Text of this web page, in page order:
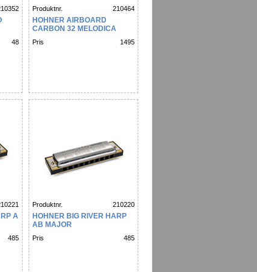
48
Produktnr. 210464
HOHNER AIRBOARD
CARBON 32 MELODICA
Pris 1495
A
485
Produktnr. 210220
HOHNER BIG RIVER HARP
AB MAJOR
Pris 485